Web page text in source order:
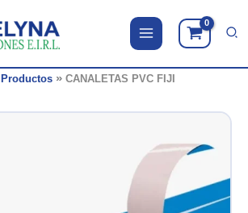
Productos CANALETAS PVC FIJI